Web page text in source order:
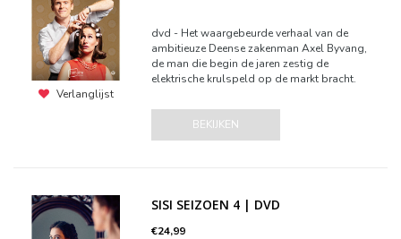
Verlanglijst
dvd - Het waargebeurde verhaal van de
ambitieuze Deense zakenman Axel Byvang,
de man die begin de jaren zestig de
elektrische krulspeld op de markt bracht.
BEKIJKEN
SISI SEIZOEN 4 | DVD
€24,99